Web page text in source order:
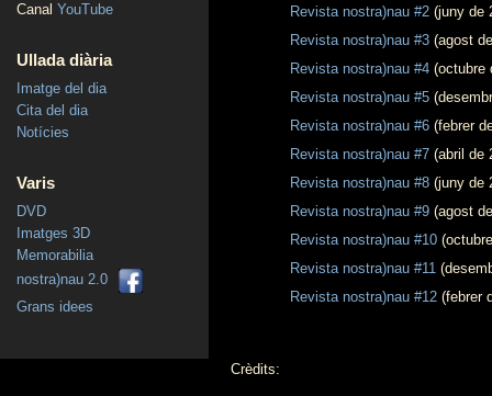
Revista nostra)nau #2 (juny de
Revista nostra)nau #3 (agost
Revista nostra)nau #4 (octubre
Revista nostra)nau #5
Revista nostra)nau #6 (febrer
Revista nostra)nau #7 (abril de
Revista nostra)nau #8 (juny de
Revista nostra)nau #9 (agost
Revista nostra)nau #10
Revista nostra)nau #11
Revista nostra)nau #12 (febrer
Crèdits:
Canal YouTube
Ullada diària
Imatge del dia
Cita del dia
Notícies
Varis
DVD
Imatges 3D
Memorabilia
nostra)nau 2.0
Grans idees